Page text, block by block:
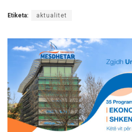
Etiketa: aktualitet